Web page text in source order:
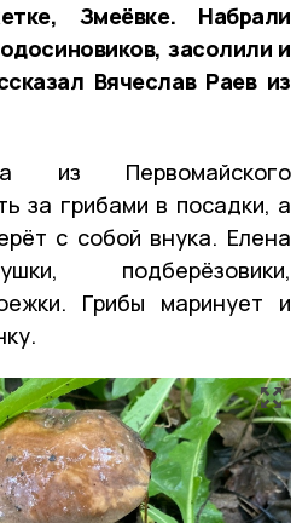
Змеёвке. Набрали
засолили и
Вячеслав Раев из
из Первомайского
за грибами в посадки, а
с собой внука. Елена
подберёзовики,
Грибы маринует и